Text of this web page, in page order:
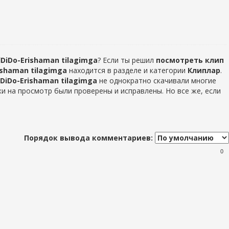
Erishaman tilagimga? Если ты решил посмотреть клип
tilagimga находится в разделе и категории Клиплар.
Erishaman tilagimga не однократно скачивали многие
на просмотр были проверены и исправлены. Но все же, если
Порядок вывода комментариев:
0